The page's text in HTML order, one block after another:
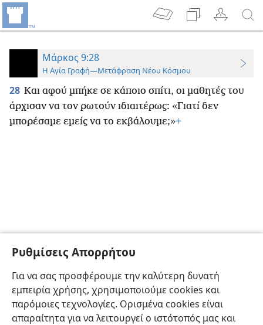
Ρυθμίσεις Απορρήτου
Για να σας προσφέρουμε την καλύτερη δυνατή
εμπειρία χρήσης, χρησιμοποιούμε cookies και
παρόμοιες τεχνολογίες. Ορισμένα cookies είναι
απαραίτητα για να λειτουργεί ο ιστότοπός μας και
Μάρκος 9:28
Η Αγία Γραφή—Μετάφραση Νέου Κόσμου
28 Και αφού μπήκε σε κάποιο σπίτι, οι μαθητές του
άρχισαν να τον ρωτούν ιδιαιτέρως: «Γιατί δεν
μπορέσαμε εμείς να το εκβάλουμε;»+